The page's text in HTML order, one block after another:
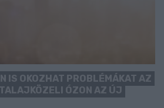
IS OKOZHAT PROBLÉMÁKAT AZ
ÓZON AZ ÚJ